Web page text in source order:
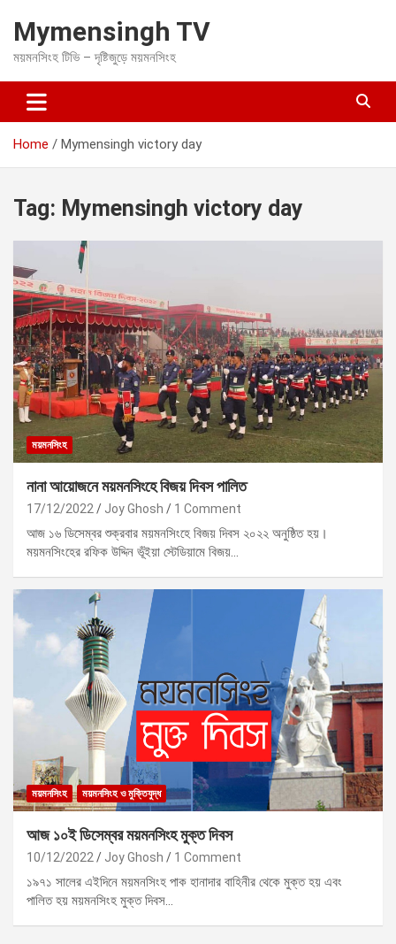
t
c
Mymensingh TV
ময়মনসিংহ টিভি – দৃষ্টিজুড়ে ময়মনসিংহ
Home Mymensingh victory day
Tag: Mymensingh victory day
ময়মনসিংহ
নানা আয়োজনে ময়মনসিংহে বিজয় দিবস পালিত
17/12/2022 Joy Ghosh 1 Comment
আজ ১৬ ডিসেম্বর শুক্রবার ময়মনসিংহে বিজয় দিবস ২০২২ অনুষ্ঠিত হয়।
ময়মনসিংহের রফিক উদ্দিন ভূঁইয়া স্টেডিয়ামে বিজয়…
ময়মনসিংহ ময়মনসিংহ ও মুক্তিযুদ্ধ
আজ ১০ই ডিসেম্বর ময়মনসিংহ মুক্ত দিবস
10/12/2022 Joy Ghosh 1 Comment
১৯৭১ সালের এইদিনে ময়মনসিংহ পাক হানাদার বাহিনীর থেকে মুক্ত হয় এবং
পালিত হয় ময়মনসিংহ মুক্ত দিবস…